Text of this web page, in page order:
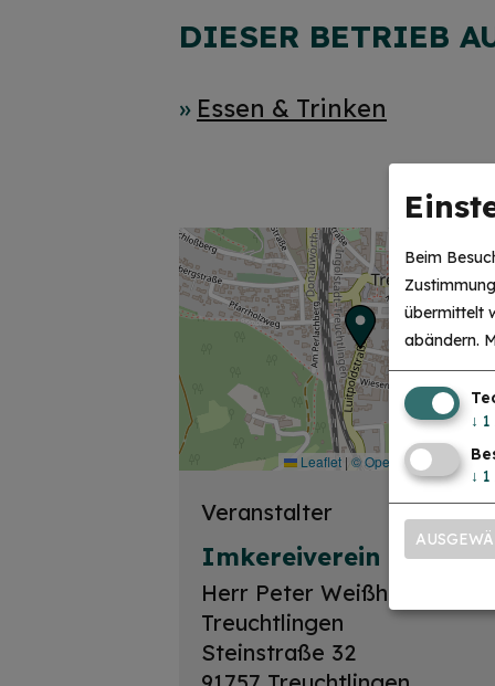
DIESER BETRIEB
Essen & Trinken
Leaflet | © OpenStreetMap-
Veranstalter
Imkereiverein
Herr Peter Weißhaupt
Treuchtlingen
Steinstraße 32
Beim
übermittelt
abändern.
↓ 1
↓ 1